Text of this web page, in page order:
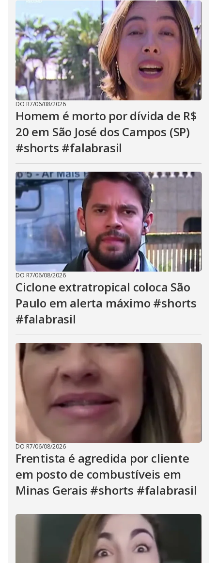
DO R7/06/08/2026
Homem é morto por dívida de R$
20 em São José dos Campos (SP)
#shorts #falabrasil
DO R7/06/08/2026
Ciclone extratropical coloca São
Paulo em alerta máximo #shorts
#falabrasil
DO R7/06/08/2026
Frentista é agredida por cliente
em posto de combustíveis em
Minas Gerais #shorts #falabrasil